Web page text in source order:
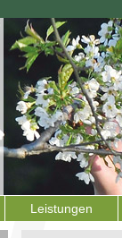
Leistungen